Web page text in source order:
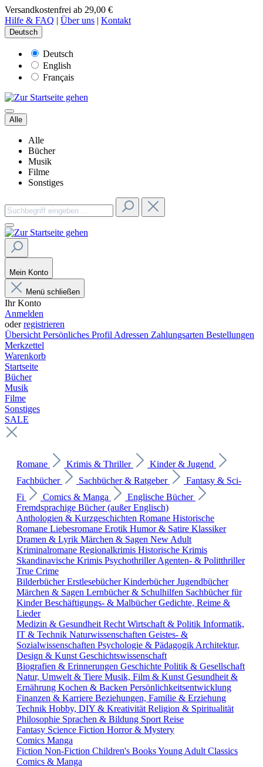
Versandkostenfrei ab 29,00 €
Hilfe & FAQ | Über uns | Kontakt
Deutsch
Deutsch
English
Français
Alle
Alle
Bücher
Musik
Filme
Sonstiges
Mein Konto
Menü schließen
Ihr Konto
Anmelden
oderregistrieren
Übersicht Persönliches Profil Adressen Zahlungsarten Bestellungen
Merkzettel
Warenkorb
Startseite
Bücher
Musik
Filme
Sonstiges
SALE
Romane Krimis & Thriller
Kinder & Jugend
Fachbücher
Sachbücher & Ratgeber
Fantasy & Sci-
Fi
Comics & Manga
Englische Bücher
Fremdsprachige Bücher (außer Englisch)
Anthologien & Kurzgeschichten Romane Historische
Romane Liebesromane Erotik Humor & Satire Klassiker
Dramen & Lyrik Märchen & Sagen New Adult
Kriminalromane Regionalkrimis Historische Krimis
Skandinavische Krimis PsychothrillerAgenten- & Politthriller
True Crime
BilderbücherErstlesebücherKinderbücherJugendbücher
Märchen & Sagen Lernbücher & Schulhilfen Sachbücher für
KinderBeschäftigungs- & MalbücherGedichte, Reime &
Lieder
Medizin & Gesundheit Recht Wirtschaft & Politik Informatik,
IT & Technik Naturwissenschaften Geistes- &
Sozialwissenschaften Psychologie & Pädagogik Architektur,
Design & Kunst Geschichtswissenschaft
Biografien & Erinnerungen Geschichte Politik & Gesellschaft
Natur, Umwelt & Tiere Musik, Film & Kunst Gesundheit &
Ernährung Kochen & Backen Persönlichkeitsentwicklung
Finanzen & Karriere Beziehungen, Familie & Erziehung
Technik Hobby, DIY & Kreativität Religion & Spiritualität
Philosophie Sprachen & Bildung Sport Reise
Fantasy Science Fiction Horror & Mystery
Comics Manga
Fiction Non-Fiction Children's BooksYoung Adult Classics
Comics & Manga